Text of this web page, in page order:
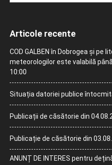
Articole recente
COD GALBEN în Dobrogea și pe
meteorologilor este valabilă
10:00
Situația datoriei publice
Publicații de căsătorie din
Publicație de căsătorie din
ANUNȚ DE INTERES pentru